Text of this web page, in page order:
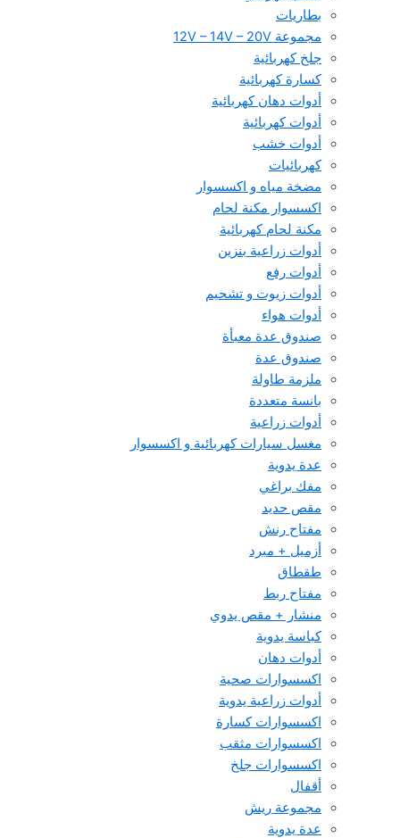
بطاريات
مجموعة 12V – 14V – 20V
جلخ كهربائية
كسارة كهربائية
أدوات دهان كهربائية
أدوات كهربائية
أدوات خشب
كهربائيات
مضخة مياه و اكسسوار
اكسسوار مكنة لحام
مكنة لحام كهربائية
أدوات زراعية بنزين
أدوات رفع
أدوات زيوت و تشحيم
أدوات هواء
صندوق عدة معبأة
صندوق عدة
ملزمة طاولة
بانسة متعددة
أدوات زراعية
مغسل سيارات كهربائية و اكسسوار
عدة يدوية
مفك براغي
مقص حديد
مفتاح رنش
أزميل + مبرد
طقطاق
مفتاح ربط
منشار + مقص يدوي
كباسة يدوية
أدوات دهان
اكسسوارات صحية
أدوات زراعية يدوية
اكسسوارات كسارة
اكسسوارات مثقب
اكسسوارات جلخ
أقفال
مجموعة ريش
عدة يدوية